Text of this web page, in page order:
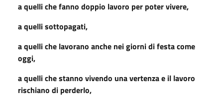
a quelli che fanno doppio lavoro per poter vivere,
a quelli sottopagati,
a quelli che lavorano anche nei giorni di festa come
oggi,
a quelli che stanno vivendo una vertenza e il lavoro
rischiano di perderlo,